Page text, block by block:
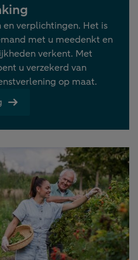
verplichtingen. Het is
met u meedenkt en
verkent. Met
u verzekerd van
op maat.